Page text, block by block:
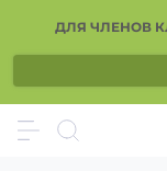
ДЛЯ ЧЛЕНОВ